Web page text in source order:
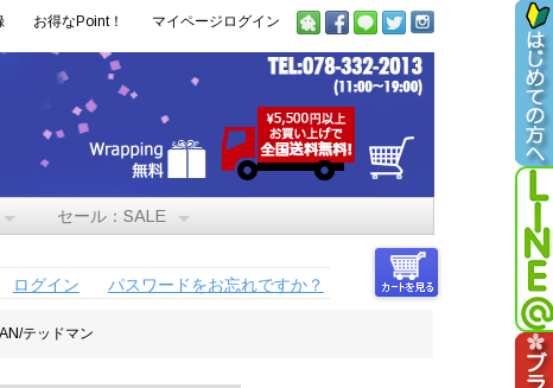
お得なPoint！ マイページログイン
セール：SALE
ログイン パスワードをお忘れですか？
テッドマン